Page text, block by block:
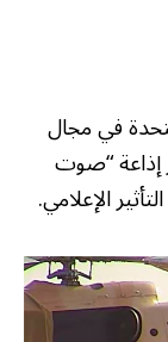
في مجال
إذاعة “صوت
الإعلامي.